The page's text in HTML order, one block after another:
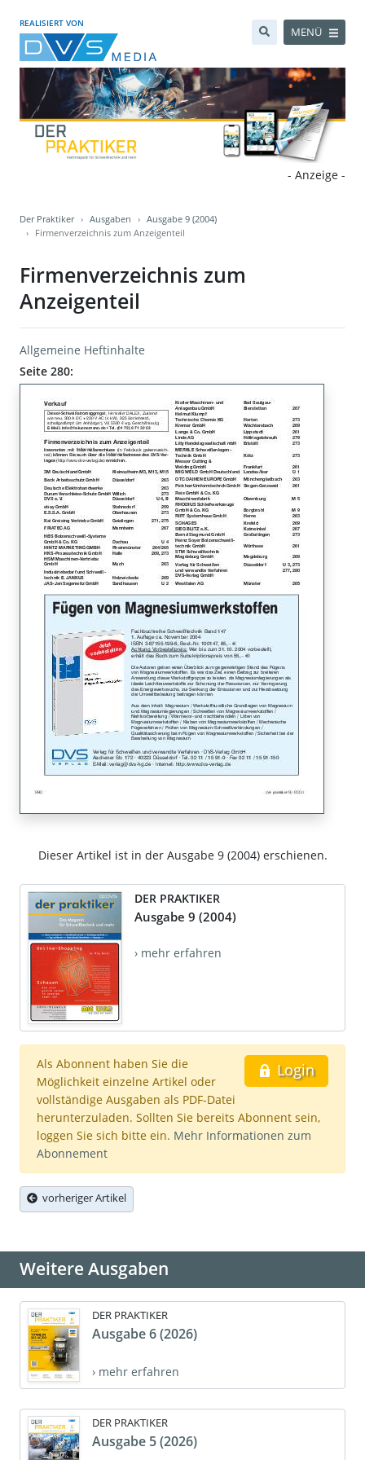
REALISIERT VON
MENÜ
- Anzeige -
Der Praktiker Ausgaben
Ausgabe 9 (2004)
Firmenverzeichnis zum Anzeigenteil
Firmenverzeichnis zum
Anzeigenteil
Allgemeine Heftinhalte
Seite 280:
Dieser Artikel ist in der Ausgabe 9 (2004) erschienen.
DER PRAKTIKER
Ausgabe 9 (2004)
› mehr erfahren
Login
Als Abonnent haben Sie die
Möglichkeit einzelne Artikel oder
vollständige Ausgaben als PDF-Datei
herunterzuladen. Sollten Sie bereits Abonnent sein,
loggen Sie sich bitte ein. Mehr Informationen zum
Abonnement
vorheriger Artikel
Weitere Ausgaben
DER PRAKTIKER
Ausgabe 6 (2026)
› mehr erfahren
DER PRAKTIKER
Ausgabe 5 (2026)